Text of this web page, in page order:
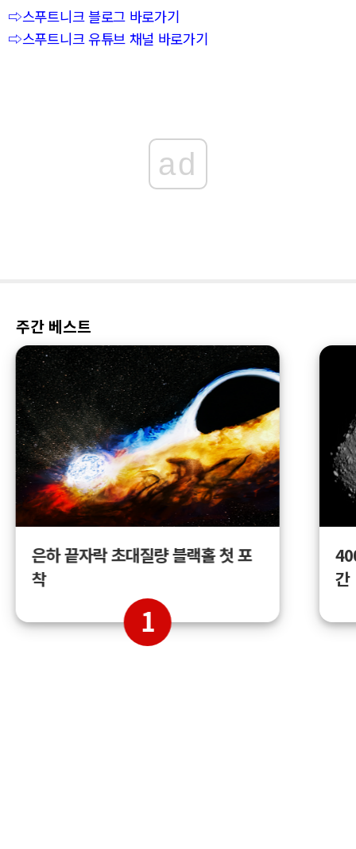
⇨스푸트니크 블로그 바로가기
⇨스푸트니크 유튜브 채널 바로가기
ad
주간 베스트
은하 끝자락 초대질량 블랙홀 첫 포
착
1
간